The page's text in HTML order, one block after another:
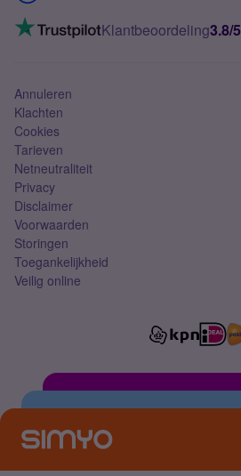
Mobiel internet
Mobiel abonnement
VoLTE 4G bellenKlantbeoordeling3.8/5
Annuleren
Klachten
Cookies
Tarieven
Netneutraliteit
Privacy
Disclaimer
Voorwaarden
Storingen
Toegankelijkheid
Veilig online